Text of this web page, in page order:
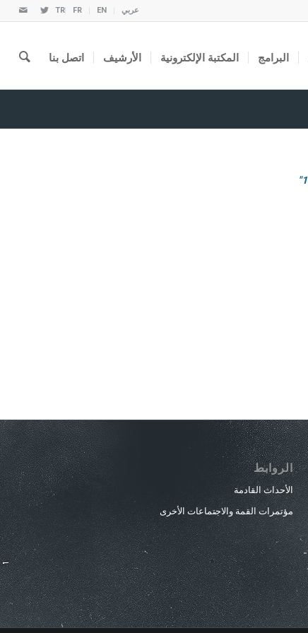
عربي EN
FR
TR
البرامج المكتبة الإلكترونية الأرشيف اتصل بنا
الروابط
الأحداث القادمة
مؤتمرات القمة والاجتماعات الأخرى